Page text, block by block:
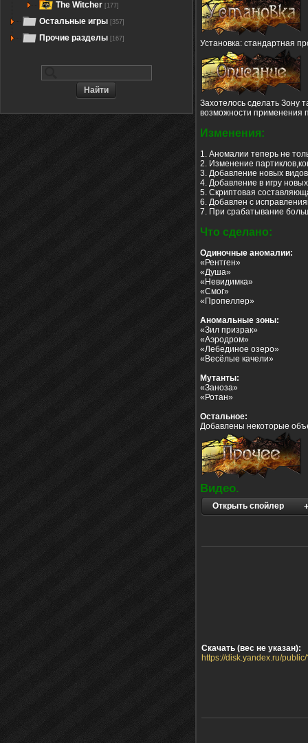
The Witcher [177]
Остальные игры [357]
Прочие разделы [167] Установка: стандартная
Захотелось сделать Зону
возможности применения
Изменения:
1. Аномалии теперь не
2. Изменение
3. Добавление новых
4. Добавление в игру
5. Скриптовая
6. Добавлен с
7. При срабатывание
Что сделано:
Одиночные аномалии:
«Рентген»
«Душа»
«Невидимка»
«Смог»
«Пропеллер»
Аномальные зоны:
«Зил призрак»
«Аэродром»
«Лебединое озеро»
«Весёлые качели»
Мутанты:
«Заноза»
«Ротан»
Остальное:
Добавлены некоторые
Видео.
Открыть спойлер
Скачать (вес не указан):
https://disk.yandex.ru/